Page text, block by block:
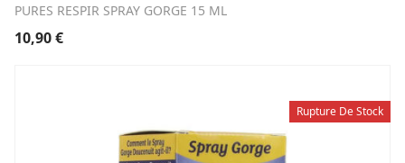
PURES RESPIR SPRAY GORGE 15 ML
10,90€
Rupture De Stock